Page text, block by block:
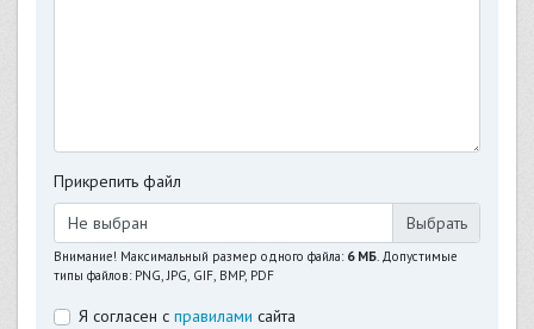
Прикрепить файл
Не выбран
Внимание! Максимальный размер одного файла: 6 МБ. Допустимые
типы файлов: PNG, JPG, GIF, BMP, PDF
Я согласен с правилами сайта